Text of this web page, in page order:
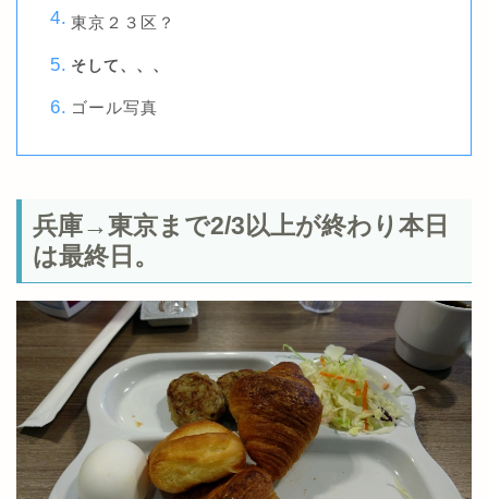
東京２３区？
そして、、、
ゴール写真
兵庫→東京まで2/3以上が終わり本日
は最終日。